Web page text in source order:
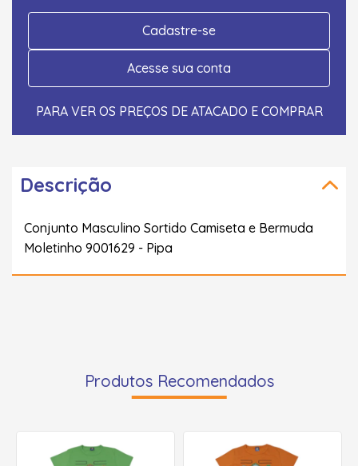
Cadastre-se
Acesse sua conta
PARA VER OS PREÇOS DE ATACADO E COMPRAR
Descrição
Conjunto Masculino Sortido Camiseta e Bermuda
Moletinho 9001629 - Pipa
Produtos Recomendados